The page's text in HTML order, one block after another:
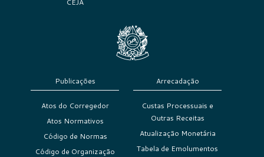
CEJA
Publicações
Atos do Corregedor
Atos Normativos
Código de Normas
Código de Organização
Arrecadação
Custas Processuais e
Outras Receitas
Atualização Monetária
Tabela de Emolumentos